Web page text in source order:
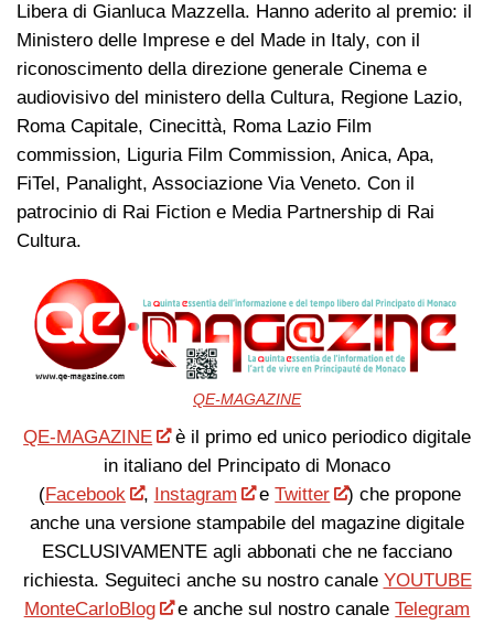
Libera di Gianluca Mazzella. Hanno aderito al premio: il
Ministero delle Imprese e del Made in Italy, con il
riconoscimento della direzione generale Cinema e
audiovisivo del ministero della Cultura, Regione Lazio,
Roma Capitale, Cinecittà, Roma Lazio Film
commission, Liguria Film Commission, Anica, Apa,
FiTel, Panalight, Associazione Via Veneto. Con il
patrocinio di Rai Fiction e Media Partnership di Rai
Cultura.
QE-MAGAZINE
QE-MAGAZINE
è il primo ed unico periodico digitale
in italiano del Principato di Monaco
(Facebook , Instagram eTwitter
) che propone
anche una versione stampabile del magazine digitale
ESCLUSIVAMENTE agli abbonati che ne facciano
richiesta. Seguiteci anche su nostro canale YOUTUBE
MonteCarloBlog
e anche sul nostro canaleTelegram